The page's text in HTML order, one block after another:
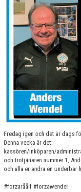
BILDGALLERI
VÅRA LAG
MATCHER
BLI MEDLEM
Fredag igen och det är dags
Denna vecka är det:
kassören/inköparen/
och trotjänaren nummer 1,
och alla er andra en underbar
#forzarååif #forzawendel